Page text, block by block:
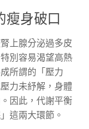
瘦身破口
上腺分泌過多皮
別容易渴望高熱
所謂的「壓力
力未紓解，身體
因此，代謝平衡
這兩大環節。